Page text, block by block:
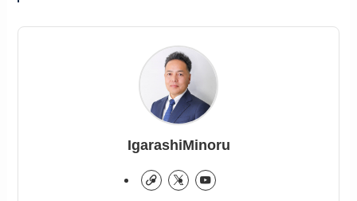
IgarashiMinoru